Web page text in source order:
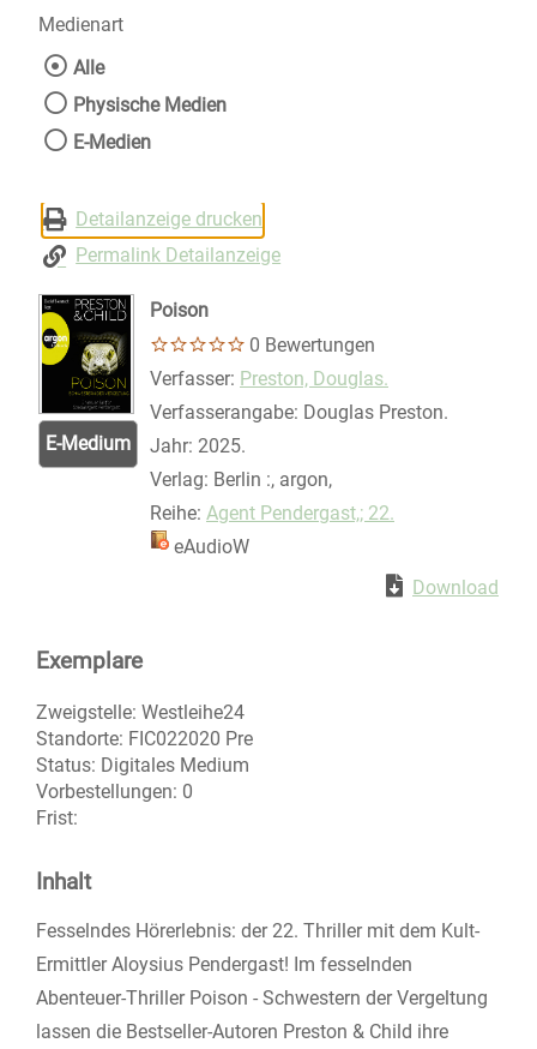
Medienart
Wählen Sie die Medienart nach der Sie
Alle
Physische Medien
E-Medien
Detailanzeige drucken
Permalink Detailanzeige
E-Medium
Poison
0 Bewertungen
Verfasser: Suche nach diesem Verfasser
Preston, Douglas.
Verfasserangabe: Douglas Preston.
Jahr: 2025.
Verlag: Berlin :, argon,
Reihe: Agent Pendergast,; 22.
Mediengruppe:
eAudioW
Download
Zum Download
Exemplare
Zweigstelle: Westleihe24
Standorte: FIC022020 Pre
Status: Digitales Medium
Vorbestellungen: 0
Frist:
Inhalt
Fesselndes Hörerlebnis: der 22. Thriller mit dem Kult-
Ermittler Aloysius Pendergast! Im fesselnden
Abenteuer-Thriller Poison - Schwestern der Vergeltung
lassen die Bestseller-Autoren Preston & Child ihre